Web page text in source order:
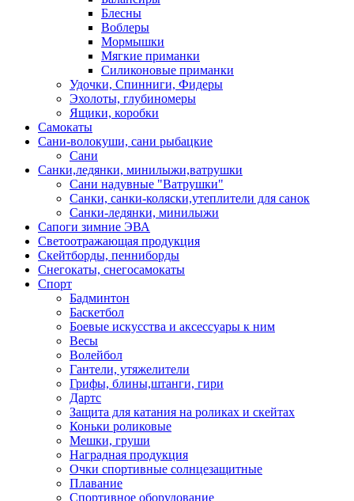
Блесны
Воблеры
Мормышки
Мягкие приманки
Силиконовые приманки
Удочки, Спинниги, Фидеры
Эхолоты, глубиномеры
Ящики, коробки
Самокаты
Сани-волокуши, сани рыбацкие
Сани
Санки,ледянки, минилыжи,ватрушки
Сани надувные "Ватрушки"
Санки, санки-коляски,утеплители для санок
Санки-ледянки, минилыжи
Сапоги зимние ЭВА
Светоотражающая продукция
Скейтборды, пенниборды
Снегокаты, снегосамокаты
Спорт
Бадминтон
Баскетбол
Боевые искусства и аксессуары к ним
Весы
Волейбол
Гантели, утяжелители
Грифы, блины,штанги, гири
Дартс
Защита для катания на роликах и скейтах
Коньки роликовые
Мешки, груши
Наградная продукция
Очки спортивные солнцезащитные
Плавание
Спортивное оборудование